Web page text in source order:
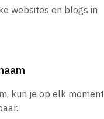
websites en blogs in
kun je op elk moment